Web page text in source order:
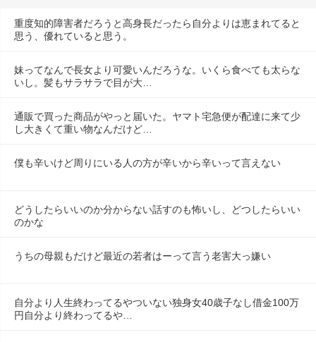
重度知的障害者だろうと高身長だったら自分よりは恵まれてると
思う、優れていると思う。
妹ってなんで長女より可愛いんだろうな。いくら食べても太らな
いし。髪もサラサラで目が大…
通販で買った商品がやっと届いた。ヤマト宅急便が配達に来て少
し大きくて重い物なんだけど…
僕も辛いけど周りにいる人の方が辛いから辛いって言えない
どうしたらいいのか分からない話すのも怖いし、どつしたらいい
のかな
うちの母親もだけど最近の若者はーって言う老害大っ嫌い
自分より人生終わってるやついない独身女40歳子なし借金100万
円自分より終わってるや…